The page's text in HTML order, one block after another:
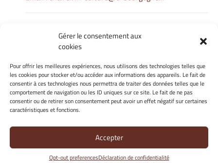
Gérer le consentement aux
cookies
Pour offrir les meilleures expériences, nous utilisons des technologies telles que
les cookies pour stocker et/ou accéder aux informations des appareils. Le fait de
consentir à ces technologies nous permettra de traiter des données telles que le
comportement de navigation ou les ID uniques sur ce site. Le fait de ne pas
consentir ou de retirer son consentement peut avoir un effet négatif sur certaines
caractéristiques et fonctions.
Accepter
Opt-out preferencesDéclaration de confidentialité
Informations Légales
Gérer mes cookies
Politique de cookies
Déclaration de confidentialité
Avertissement
Site Officiel - La Chaire Internationale - Université de Bourgogne
@ 2026
Copyright Université de Bourgogne Europe